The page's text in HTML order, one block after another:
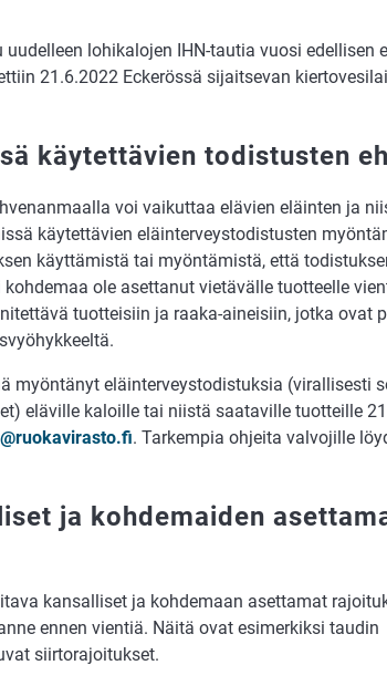
lohikalojen IHN-tautia vuosi edellisen
21.6.2022 Eckerössä sijaitsevan
käytettävien todistusten
voi vaikuttaa elävien eläinten ja
käytettävien eläinterveystodistusten
käyttämistä tai myöntämistä, että
ole asettanut vietävälle tuotteelle
tuotteisiin ja raaka-aineisiin, jotka ovat
myöntänyt eläinterveystodistuksia (virallisesti
eläville kaloille tai niistä saataville tuotteille
. Tarkempia ohjeita valvojille
ja kohdemaiden
kansalliset ja kohdemaan asettamat
ennen vientiä. Näitä ovat esimerkiksi taudin
siirtorajoitukset.